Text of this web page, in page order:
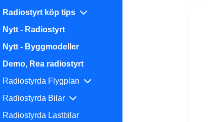
Radiostyrt köp tips
Nytt - Radiostyrt
Nytt - Byggmodeller
Demo, Rea radiostyrt
Radiostyrda Flygplan
Radiostyrda Bilar
Radiostyrda Lastbilar